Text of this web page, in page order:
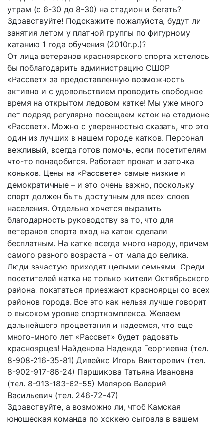
утрам (с 6-30 до 8-30) на стадион и бегать?
Здравствуйте! Подскажите пожалуйста, будут ли
занятия летом у платной группы по фигурному
катанию 1 года обучения (2010г.р.)?
От лица ветеранов красноярского спорта хотелось
бы поблагодарить администрацию СШОР
«Рассвет» за предоставленную возможность
активно и с удовольствием проводить свободное
время на открытом ледовом катке! Мы уже много
лет подряд регулярно посещаем каток на стадионе
«Рассвет». Можно с уверенностью сказать, что это
один из лучших в нашем городе катков. Персонал
вежливый, всегда готов помочь, если посетителям
что-то понадобится. Работает прокат и заточка
коньков. Цены на «Рассвете» самые низкие и
демократичные – и это очень важно, поскольку
спорт должен быть доступным для всех слоев
населения. Отдельно хочется выразить
благодарность руководству за то, что для
ветеранов спорта вход на каток сделали
бесплатным. На катке всегда много народу, причем
самого разного возраста – от мала до велика.
Люди зачастую приходят целыми семьями. Среди
посетителей катка не только жители Октябрьского
района: покататься приезжают красноярцы со всех
районов города. Все это как нельзя лучше говорит
о высоком уровне спорткомплекса. Желаем
дальнейшего процветания и надеемся, что еще
много-много лет «Рассвет» будет радовать
красноярцев! Найденова Надежда Георгиевна (тел.
8-908-216-35-81) Дивейко Игорь Викторович (тел.
8-902-917-86-24) Паршикова Татьяна Ивановна
(тел. 8-913-183-62-55) Маляров Валерий
Васильевич (тел. 246-72-47)
Здравствуйте, а возможно ли, чтоб Камская
юношеская команда по хоккею сыграла в вашем